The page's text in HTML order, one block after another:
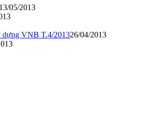
13/05/2013
dựng VNB T.4/201326/04/2013